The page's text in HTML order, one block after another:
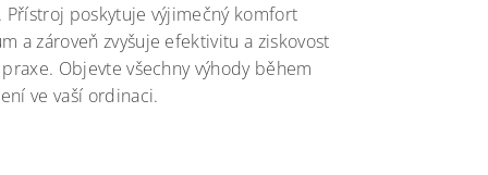
Přístroj poskytuje výjimečný komfort
a zároveň zvyšuje efektivitu a ziskovost
Objevte všechny výhody během
ve vaší ordinaci.